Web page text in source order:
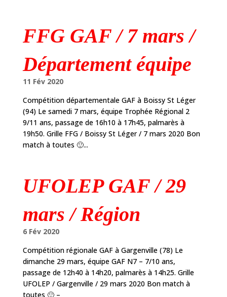
FFG GAF / 7 mars /
Département équipe
11 Fév 2020
Compétition départementale GAF à Boissy St Léger
(94) Le samedi 7 mars, équipe Trophée Régional 2
9/11 ans, passage de 16h10 à 17h45, palmarès à
19h50. Grille FFG / Boissy St Léger / 7 mars 2020 Bon
match à toutes 🙂...
UFOLEP GAF / 29
mars / Région
6 Fév 2020
Compétition régionale GAF à Gargenville (78) Le
dimanche 29 mars, équipe GAF N7 – 7/10 ans,
passage de 12h40 à 14h20, palmarès à 14h25. Grille
UFOLEP / Gargenville / 29 mars 2020 Bon match à
toutes 🙂 –